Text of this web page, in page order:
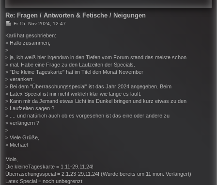
Re: Fragen / Antworten & Fetische / Neigungen
B
i
t
g
Fr 15. Nov 2024, 12:47
Karli hat geschrieben:
> Hallo zusammen,
>
> ja, ich weiß hier irgendwo in den Tiefen vom Forum stand das meiste schon
> mal. Habe eine Frage zu den Laufzeiten der Specials.
> "Die kleine Tageskarte" hat im Titel den Monat November
> verankert.
> Bei dem "Überraschungsspecial" ist das Jahr 2024 angegeben. Beim
> Latex Special ist mir nicht wirklich klar wie lange es läuft.
> Kann mir da Jemand etwas Licht ins Dunkel bringen und kurz etwas zu den
> Laufzeiten sagen ?
> .... und natürlich auch ob es vorgesehen ist das eine oder andere zu
> verlängern ?
>
> Viele Grüße,
> Michael
Moin,
Die kleineTageskarte = 1.11-29.11.24!
Überraschungsspcial = 2.1.23-29.11.24! (Wurde bereits um 11 mon. Verlängert)
Latex Special = noch unbegrenzt